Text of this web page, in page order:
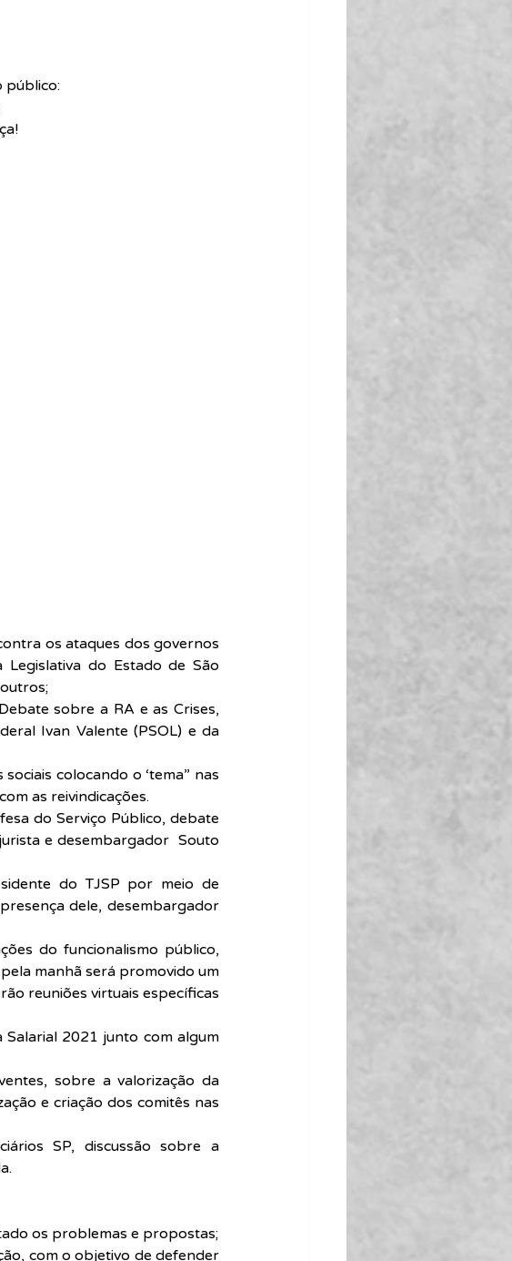
público:
os ataques dos governos
do Estado de São
sobre a RA e as Crises,
Ivan Valente (PSOL) e da
colocando o ‘tema” nas
as reivindicações.
do Serviço Público, debate
e desembargador  Souto
do TJSP por meio de
dele, desembargador
do funcionalismo público,
manhã será promovido um
reuniões virtuais específicas
2021 junto com algum
sobre a valorização da
e criação dos comitês nas
SP, discussão sobre a
os problemas e propostas;
com o objetivo de defender